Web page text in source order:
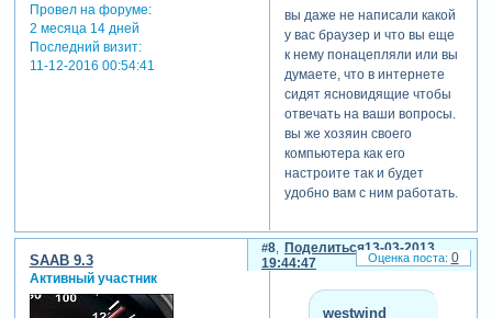
Провел на форуме:
2 месяца 14 дней
Последний визит:
11-12-2016 00:54:41
вы даже не написали какой
у вас браузер и что вы еще
к нему понацепляли или вы
думаете, что в интернете
сидят ясновидящие чтобы
отвечать на ваши вопросы.
вы же хозяин своего
компьютера как его
настроите так и будет
удобно вам с ним работать.
Поделиться
8
13-03-2013
19:44:47
SAAB 9.3
Активный участник
westwind
0